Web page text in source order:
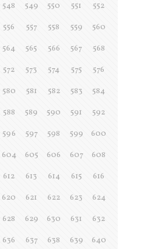
548 549 550 551
552
556 557 558 559
560
564 565 566 567
568
572 573 574 575
576
580 581 582 583
584
588 589 590 591
592
596 597 598 599
600
604 605 606 607
608
612 613 614 615
616
620 621 622 623
624
628 629 630 631
632
636 637 638 639
640